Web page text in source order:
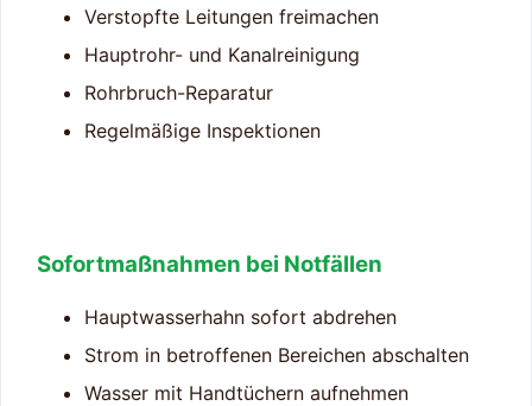
Verstopfte Leitungen freimachen
Hauptrohr- und Kanalreinigung
Rohrbruch-Reparatur
Regelmäßige Inspektionen
Sofortmaßnahmen bei Notfällen
Hauptwasserhahn sofort abdrehen
Strom in betroffenen Bereichen abschalten
Wasser mit Handtüchern aufnehmen